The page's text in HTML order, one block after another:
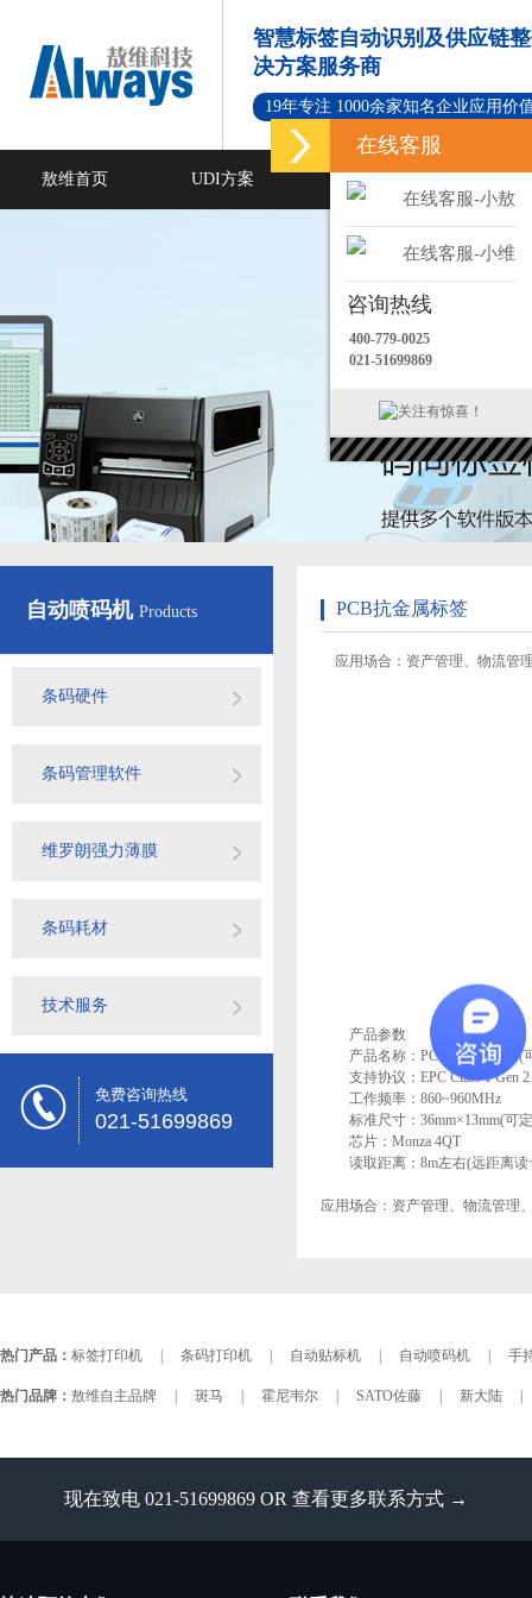
智慧标签自动识别及供应链
决方案服务商
19年专注 1000余家知名企业应用价
敖维首页 UDI方案 标签打印软件
自动喷码机 Products
条码硬件
条码管理软件
维罗朗强力薄膜
条码耗材
技术服务
免费咨询热线
021-51699869
PCB抗金属标签
应用场合：资产管理、物流管
产品参数
产品名称：PCB抗金属标签(
支持协议：EPC Class 1 Gen 2
工作频率：860~960MHz
标准尺寸：36mm×13mm(可
芯片：Monza 4QT
读取距离：8m左右(远距离读
应用场合：资产管理、物流管理
热门产品： 标签打印机 条码打印机 自动贴标机 自动喷码机 手
热门品牌： 敖维自主品牌 斑马 霍尼韦尔 SATO佐藤 新大陆
现在致电 021-51699869 OR 查看更多联系方式 →
在线客服
在线客服-小敖
在线客服-小维
咨询热线
400-779-0025
021-51699869
关注有惊喜！